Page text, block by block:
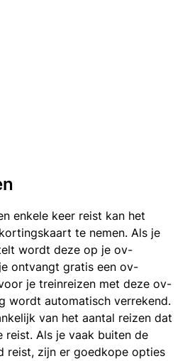
enkele keer reist kan het
te nemen. Als je
wordt deze op je ov-
ontvangt gratis een ov-
je treinreizen met deze ov-
wordt automatisch verrekend.
van het aantal reizen dat
reist. Als je vaak buiten de
reist, zijn er goedkope opties